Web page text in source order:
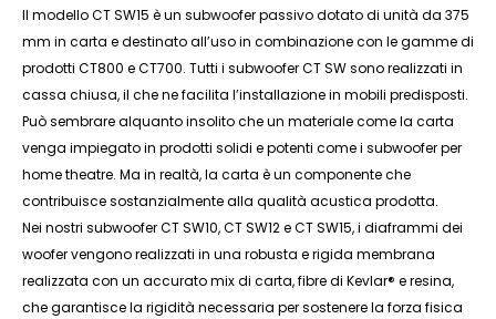
Il modello CT SW15 è un subwoofer passivo dotato di unità da 375
mm in carta e destinato all’uso in combinazione con le gamme di
prodotti CT800 e CT700. Tutti i subwoofer CT SW sono realizzati in
cassa chiusa, il che ne facilita l’installazione in mobili predisposti.
Può sembrare alquanto insolito che un materiale come la carta
venga impiegato in prodotti solidi e potenti come i subwoofer per
home theatre. Ma in realtà, la carta è un componente che
contribuisce sostanzialmente alla qualità acustica prodotta.
Nei nostri subwoofer CT SW10, CT SW12 e CT SW15, i diaframmi dei
woofer vengono realizzati in una robusta e rigida membrana
realizzata con un accurato mix di carta, fibre di Kevlar® e resina,
che garantisce la rigidità necessaria per sostenere la forza fisica